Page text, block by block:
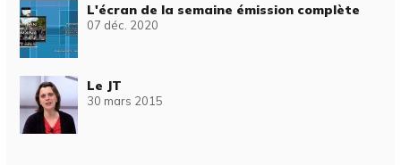
L'écran de la semaine émission complète
07 déc. 2020
Le JT
30 mars 2015